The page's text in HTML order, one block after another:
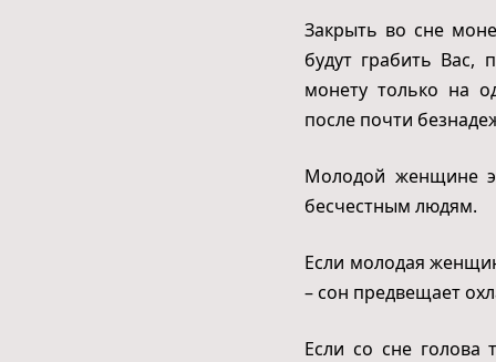
Закрыть во сне
будут грабить Вас,
монету только на
после почти
Молодой женщине
бесчестным людям.
Если молодая
– сон предвещает
Если со сне голова